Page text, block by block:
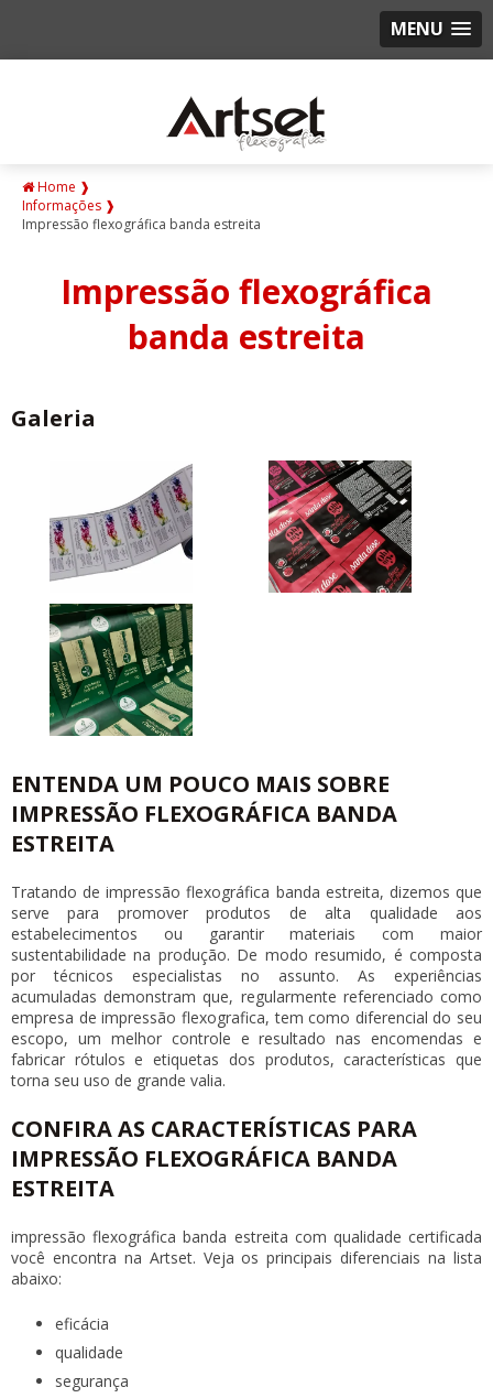
MENU
Home ❱
Informações ❱
Impressão flexográfica banda estreita
Impressão flexográfica
banda estreita
Galeria
ENTENDA UM POUCO MAIS SOBRE
IMPRESSÃO FLEXOGRÁFICA BANDA
ESTREITA
Tratando deimpressão flexográfica banda estreita, dizemos que
serve para promover produtos de alta qualidade aos
estabelecimentos ou garantir materiais com maior
sustentabilidade na produção. De modo resumido, é composta
por técnicos especialistas no assunto. As experiências
acumuladas demonstram que, regularmente referenciado como
empresa de impressão flexografica, tem como diferencial do seu
escopo, um melhor controle e resultado nas encomendas e
fabricar rótulos e etiquetas dos produtos, características que
torna seu uso de grande valia.
CONFIRA AS CARACTERÍSTICAS PARA
IMPRESSÃO FLEXOGRÁFICA BANDA
ESTREITA
impressão flexográfica banda estreita com qualidade certificada
você encontra na Artset. Veja os principais diferenciais na lista
abaixo:
eficácia
qualidade
segurança